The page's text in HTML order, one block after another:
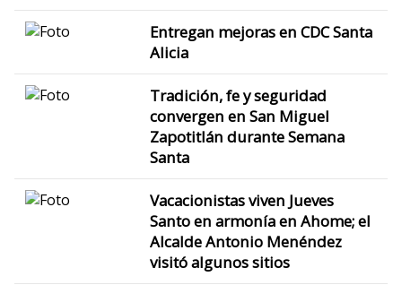
Entregan mejoras en CDC Santa
Alicia
Tradición, fe y seguridad
convergen en San Miguel
Zapotitlán durante Semana
Santa
Vacacionistas viven Jueves
Santo en armonía en Ahome; el
Alcalde Antonio Menéndez
visitó algunos sitios